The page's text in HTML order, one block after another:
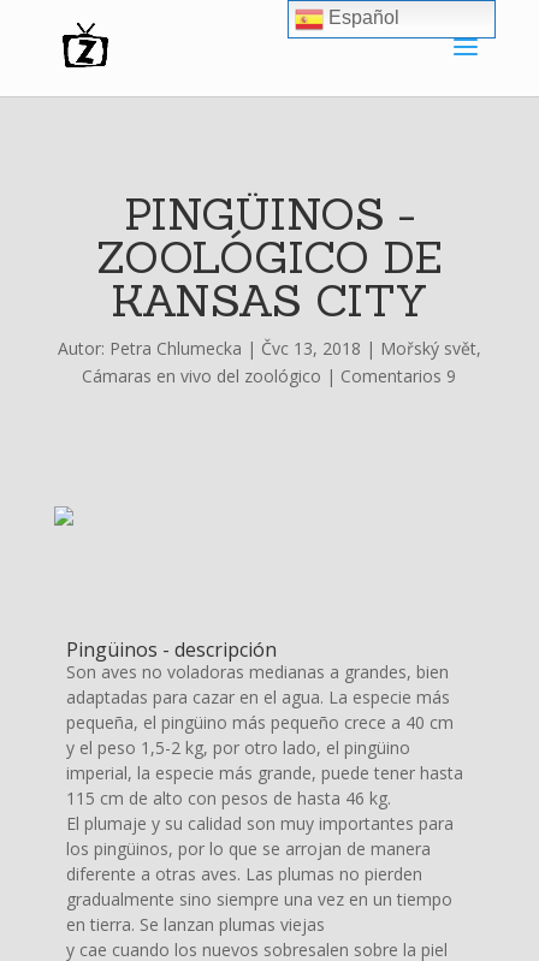
PINGÜINOS -
ZOOLÓGICO DE
KANSAS CITY
Autor: Petra Chlumecka | Čvc 13, 2018 | Mořský svět,
Cámaras en vivo del zoológico | Comentarios 9
Pingüinos - descripción
Son aves no voladoras medianas a grandes, bien
adaptadas para cazar en el agua. La especie más
pequeña, el pingüino más pequeño crece a 40 cm
y el peso 1,5-2 kg, por otro lado, el pingüino
imperial, la especie más grande, puede tener hasta
115 cm de alto con pesos de hasta 46 kg.
El plumaje y su calidad son muy importantes para
los pingüinos, por lo que se arrojan de manera
diferente a otras aves. Las plumas no pierden
gradualmente sino siempre una vez en un tiempo
en tierra. Se lanzan plumas viejas
y cae cuando los nuevos sobresalen sobre la piel
Español